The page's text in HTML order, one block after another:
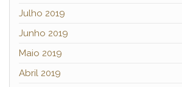
Julho 2019
Junho 2019
Maio 2019
Abril 2019